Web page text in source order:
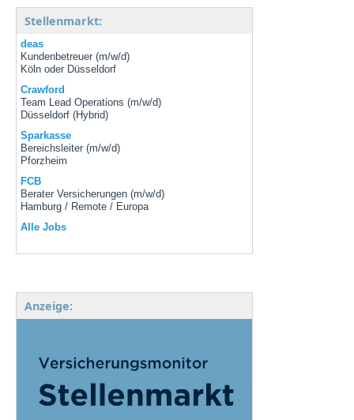
Stellenmarkt:
deas
Kundenbetreuer (m/w/d)
Köln oder Düsseldorf
Crawford
Team Lead Operations (m/w/d)
Düsseldorf (Hybrid)
Sparkasse
Bereichsleiter (m/w/d)
Pforzheim
FCB
Berater Versicherungen (m/w/d)
Hamburg / Remote / Europa
Alle Jobs
Anzeige: